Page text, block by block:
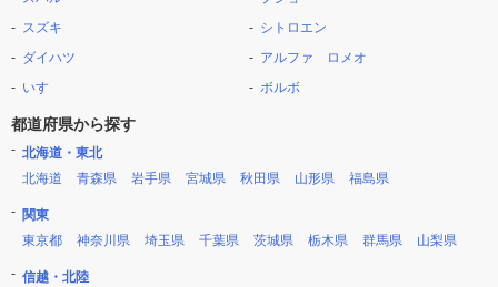
スズキ
ダイハツ
いすゞ
シトロエン
アルファ ロメオ
ボルボ
都道府県から探す
北海道・東北
北海道
青森県 岩手県 宮城県 秋田県 山形県 福島県
関東
東京都
神奈川県 埼玉県 千葉県 茨城県 栃木県 群馬県 山梨県
信越・北陸